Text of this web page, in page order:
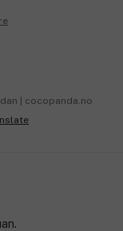
| cocopanda.no